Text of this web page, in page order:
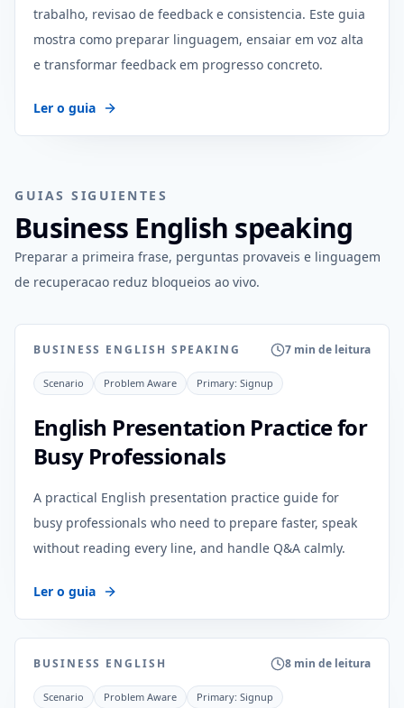
trabalho, revisao de feedback e consistencia. Este guia
mostra como preparar linguagem, ensaiar em voz alta
e transformar feedback em progresso concreto.
Ler o guia
GUIAS SIGUIENTES
Business English speaking
Preparar a primeira frase, perguntas provaveis e linguagem
de recuperacao reduz bloqueios ao vivo.
BUSINESS ENGLISH SPEAKING 7 min de leitura
Scenario Problem Aware Primary: Signup
English Presentation Practice for
Busy Professionals
A practical English presentation practice guide for
busy professionals who need to prepare faster, speak
without reading every line, and handle Q&A calmly.
Ler o guia
BUSINESS ENGLISH 8 min de leitura
Scenario Problem Aware Primary: Signup